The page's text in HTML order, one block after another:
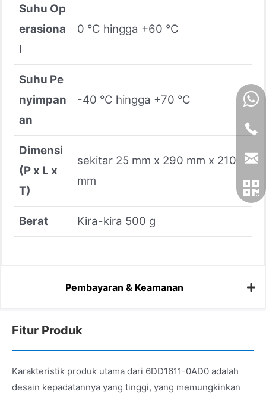
Suhu Op
erasiona
l
0 °C hingga +60 °C
Suhu Pe
nyimpan
an
-40 °C hingga +70 °C
Dimensi
(P x L x
T)
sekitar 25 mm x 290 mm x 210
mm
Berat Kira-kira 500 g
Pembayaran & Keamanan
Fitur Produk
Karakteristik produk utama dari 6DD1611-0AD0 adalah
desain kepadatannya yang tinggi, yang memungkinkan